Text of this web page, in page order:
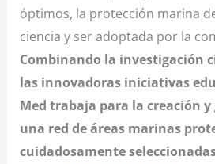
óptimos, la protección marina
ciencia y ser adoptada por la
Combinando la investigación
las innovadoras iniciativas
Med trabaja para la creación
una red de áreas marinas
cuidadosamente